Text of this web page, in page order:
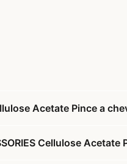
Acetate Pince a
Cellulose Acetate